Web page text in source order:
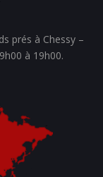
prés à Chessy –
à 19h00.